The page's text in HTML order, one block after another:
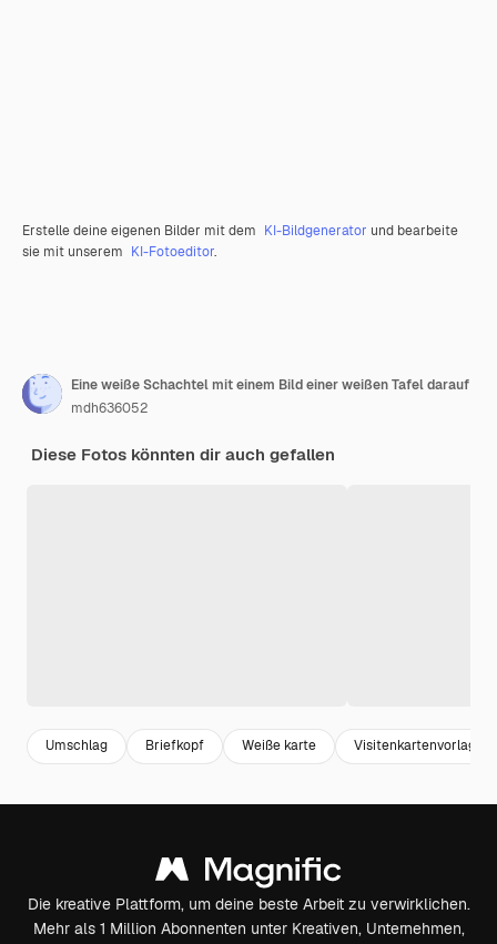
Erstelle deine eigenen Bilder mit dem KI-Bildgenerator und bearbeite
sie mit unserem KI-Fotoeditor.
Eine weiße Schachtel mit einem Bild einer weißen Tafel darauf
mdh636052
Diese Fotos könnten dir auch gefallen
Umschlag Briefkopf Weiße karte Visitenkartenvorlagen
Die kreative Plattform, um deine beste Arbeit zu verwirklichen.
Mehr als 1 Million Abonnenten unter Kreativen, Unternehmen,